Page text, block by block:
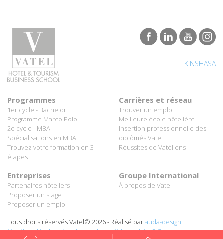
KINSHASA
Programmes
1er cycle - Bachelor
Programme Marco Polo
2e cycle - MBA
Spécialisations en MBA
Trouvez votre formation en 3
étapes
Carrières et réseau
Trouver un emploi
Meilleure école hôtelière
Insertion professionnelle des
diplômés Vatel
Réussites de Vatéliens
Entreprises
Partenaires hôteliers
Proposer un stage
Proposer un emploi
Groupe International
À propos de Vatel
Tous droits réservés Vatel© 2026 - Réalisé parauda-design
Mentions légales et politique de confidentialité-C.G.U.